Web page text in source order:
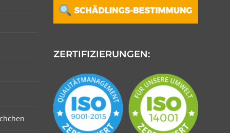
ZERTIFIZIERUNGEN: